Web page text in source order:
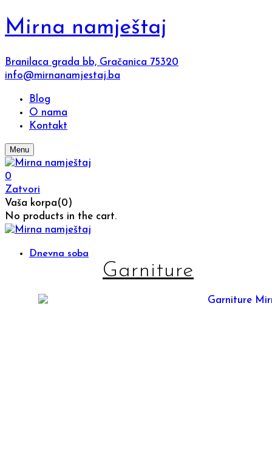
Mirna namještaj
Branilaca grada bb, Gračanica 75320
info@mirnanamjestaj.ba
Blog
O nama
Kontakt
Menu
0
Zatvori
Vaša korpa(0)
No products in the cart.
Dnevna soba
Garniture